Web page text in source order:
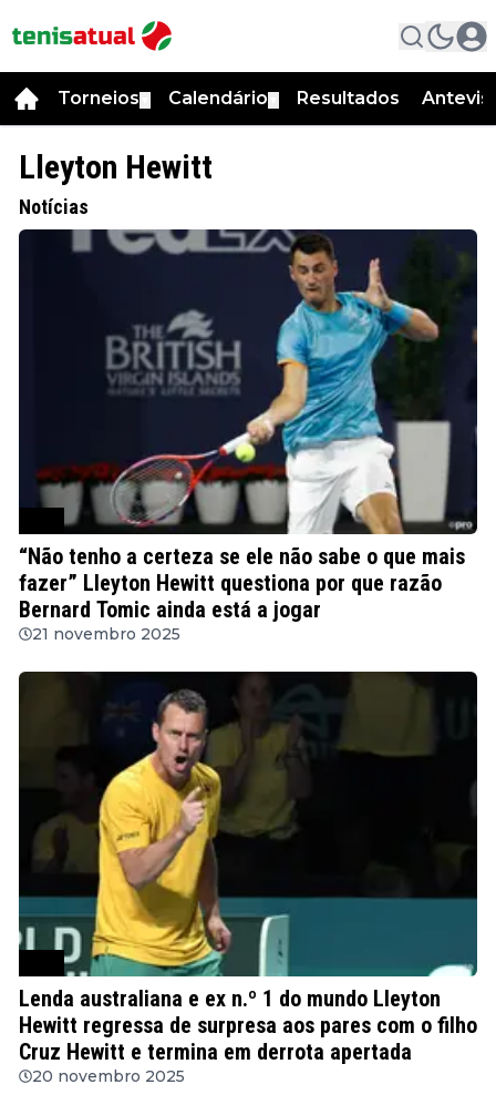
Torneios Calendário Resultados
Lleyton Hewitt
Notícias
“Não tenho a certeza se ele não sabe o que mais
fazer” Lleyton Hewitt questiona por que razão
Bernard Tomic ainda está a jogar
21 novembro 2025
Lenda australiana e ex n.º 1 do mundo Lleyton
Hewitt regressa de surpresa aos pares com o filho
Cruz Hewitt e termina em derrota apertada
20 novembro 2025